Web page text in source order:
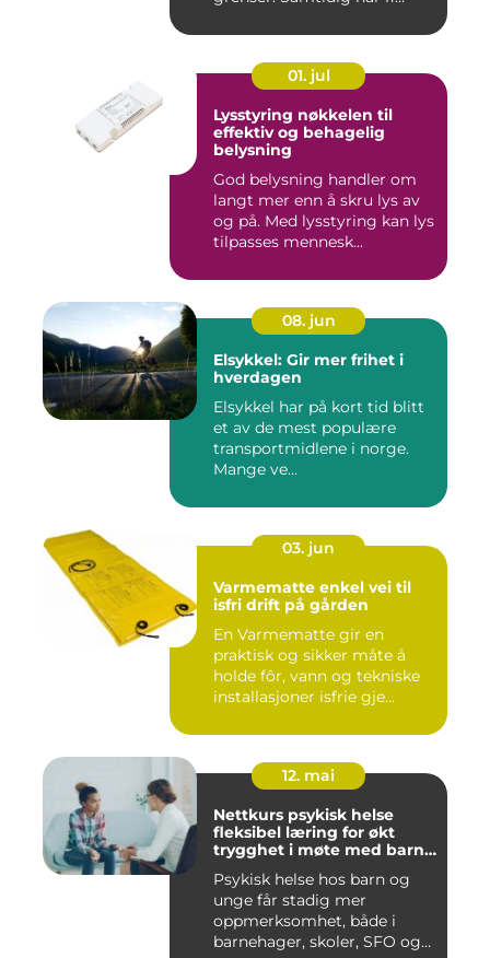
01. jul
Lysstyring nøkkelen til
effektiv og behagelig
belysning
God belysning handler om
langt mer enn å skru lys av
og på. Med lysstyring kan lys
tilpasses mennesk...
08. jun
Elsykkel: Gir mer frihet i
hverdagen
Elsykkel har på kort tid blitt
et av de mest populære
transportmidlene i norge.
Mange ve...
03. jun
Varmematte enkel vei til
isfri drift på gården
En Varmematte gir en
praktisk og sikker måte å
holde fôr, vann og tekniske
installasjoner isfrie gje...
12. mai
Nettkurs psykisk helse
fleksibel læring for økt
trygghet i møte med barn
Psykisk helse hos barn og
unge får stadig mer
oppmerksomhet, både i
barnehager, skoler, SFO og